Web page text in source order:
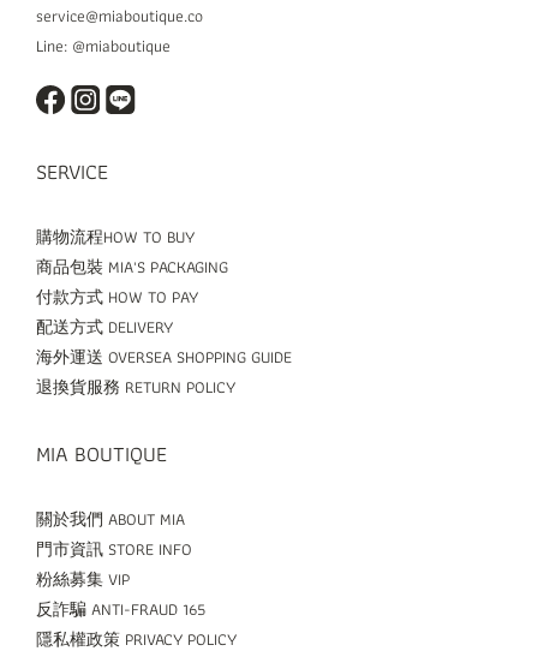
service@miaboutique.co
Line: @miaboutique
SERVICE
購物流程HOW TO BUY
商品包裝 MIA'S PACKAGING
付款方式 HOW TO PAY
配送方式 DELIVERY
海外運送 OVERSEA SHOPPING GUIDE
退換貨服務 RETURN POLICY
MIA BOUTIQUE
關於我們 ABOUT MIA
門市資訊 STORE INFO
粉絲募集 VIP
反詐騙 ANTI-FRAUD 165
隱私權政策 PRIVACY POLICY